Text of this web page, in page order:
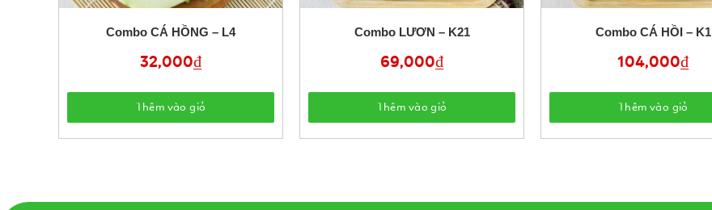
Combo CÁ HỒNG – L4
32,000₫
Thêm vào giỏ
Combo LƯƠN – K21
69,000₫
Thêm vào giỏ
Combo CÁ HỒI – K1
104,000₫
Thêm vào giỏ